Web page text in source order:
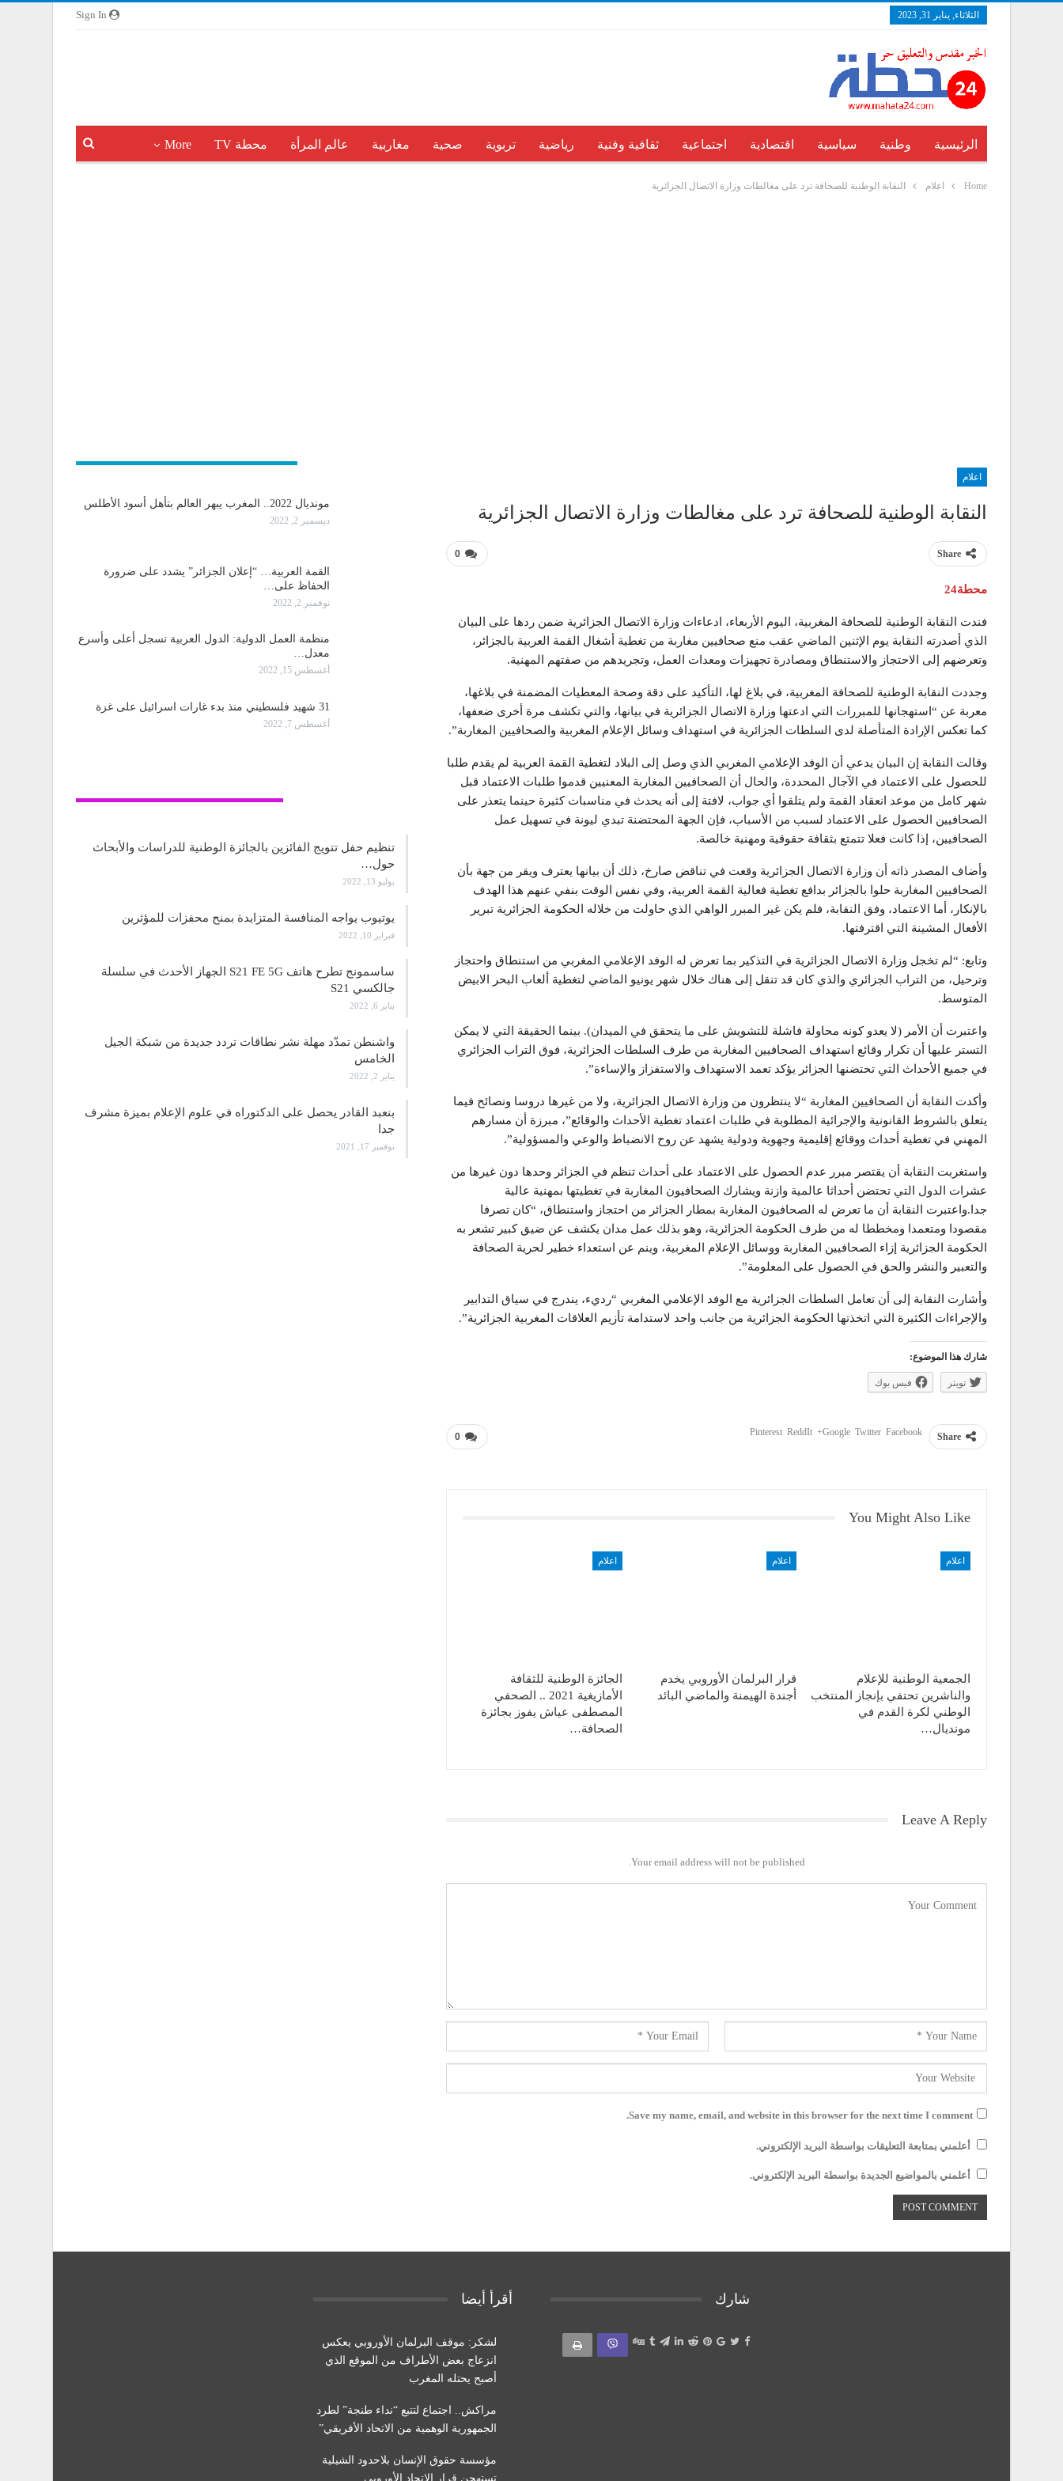
الثلاثاء, يناير 31, 2023
الرئيسية وطنية سياسية اقتصادية اجتماعية ثقافية وفنية رياضية تربوية صحية مغاربية عالم المرأة محطة TV More
Home اعلام النقابة الوطنية للصحافة ترد على مغالطات وزارة الاتصال الجزائرية
اعلام
النقابة الوطنية للصحافة ترد على مغالطات وزارة الاتصال الجزائرية
0 Share
محطة24
فندت النقابة الوطنية للصحافة المغربية، اليوم الأربعاء، ادعاءات وزارة الاتصال الجزائرية ضمن ردها على البيان
الذي أصدرته النقابة يوم الإثنين الماضي عقب منع صحافيين مغاربة من تغطية أشغال القمة العربية بالجزائر،
وتعرضهم إلى الاحتجاز والاستنطاق ومصادرة تجهيزات ومعدات العمل، وتجريدهم من صفتهم المهنية.
وجددت النقابة الوطنية للصحافة المغربية، في بلاغ لها، التأكيد على دقة وصحة المعطيات المضمنة في بلاغها،
معربة عن “استهجانها للمبررات التي ادعتها وزارة الاتصال الجزائرية في بيانها، والتي تكشف مرة أخرى ضعفها،
كما تعكس الإرادة المتأصلة لدى السلطات الجزائرية في استهداف وسائل الإعلام المغربية والصحافيين المغاربة”.
وقالت النقابة إن البيان يدعي أن الوفد الإعلامي المغربي الذي وصل إلى البلاد لتغطية القمة العربية لم يقدم طلبا
للحصول على الاعتماد في الآجال المحددة، والحال أن الصحافيين المغاربة المعنيين قدموا طلبات الاعتماد قبل
شهر كامل من موعد انعقاد القمة ولم يتلقوا أي جواب، لافتة إلى أنه يحدث في مناسبات كثيرة حينما يتعذر على
الصحافيين الحصول على الاعتماد لسبب من الأسباب، فإن الجهة المحتضنة تبدي ليونة في تسهيل عمل
الصحافيين، إذا كانت فعلا تتمتع بثقافة حقوقية ومهنية خالصة.
وأضاف المصدر ذاته أن وزارة الاتصال الجزائرية وقعت في تناقض صارخ، ذلك أن بيانها يعترف ويقر من جهة بأن
الصحافيين المغاربة حلوا بالجزائر بدافع تغطية فعالية القمة العربية، وفي نفس الوقت بنفي عنهم هذا الهدف
بالإنكار، أما الاعتماد، وفق النقابة، فلم يكن غير المبرر الواهي الذي حاولت من خلاله الحكومة الجزائرية تبرير
الأفعال المشينة التي اقترفتها.
وتابع: “لم تخجل وزارة الاتصال الجزائرية في التذكير بما تعرض له الوفد الإعلامي المغربي من استنطاق واحتجاز
وترحيل، من التراب الجزائري والذي كان قد تنقل إلى هناك خلال شهر يونيو الماضي لتغطية ألعاب البحر الابيض
المتوسط.
واعتبرت أن الأمر (لا يعدو كونه محاولة فاشلة للتشويش على ما يتحقق في الميدان). بينما الحقيقة التي لا يمكن
التستر عليها أن تكرار وقائع استهداف الصحافيين المغاربة من طرف السلطات الجزائرية، فوق التراب الجزائري
في جميع الأحداث التي تحتضنها الجزائر يؤكد تعمد الاستهداف والاستفزاز والإساءة”.
وأكدت النقابة أن الصحافيين المغاربة “لا ينتظرون من وزارة الاتصال الجزائرية، ولا من غيرها دروسا ونصائح فيما
يتعلق بالشروط القانونية والإجرائية المطلوبة في طلبات اعتماد تغطية الأحداث والوقائع”، مبرزة أن مسارهم
المهني في تغطية أحداث ووقائع إقليمية وجهوية ودولية يشهد عن روح الانضباط والوعي والمسؤولية”.
واستغربت النقابة أن يقتصر مبرر عدم الحصول على الاعتماد على أحداث تنظم في الجزائر وحدها دون غيرها من
عشرات الدول التي تحتضن أحداثا عالمية وازنة ويشارك الصحافيون المغاربة في تغطيتها بمهنية عالية
جدا.واعتبرت النقابة أن ما تعرض له الصحافيون المغاربة بمطار الجزائر من احتجاز واستنطاق، “كان تصرفا
مقصودا ومتعمدا ومخططا له من طرف الحكومة الجزائرية، وهو بذلك عمل مدان يكشف عن ضيق كبير تشعر به
الحكومة الجزائرية إزاء الصحافيين المغاربة ووسائل الإعلام المغربية، وينم عن استعداء خطير لحرية الصحافة
والتعبير والنشر والحق في الحصول على المعلومة”.
وأشارت النقابة إلى أن تعامل السلطات الجزائرية مع الوفد الإعلامي المغربي “رديء، يندرج في سياق التدابير
والإجراءات الكثيرة التي اتخذتها الحكومة الجزائرية من جانب واحد لاستدامة تأزيم العلاقات المغربية الجزائرية”.
شارك هذا الموضوع:
تويتر فيس بوك
0 Share
Facebook
Twitter
Google+
ReddIt
Pinterest
You Might Also Like
اعلام
الجمعية الوطنية للإعلام
والناشرين تحتفي بإنجاز المنتخب
الوطني لكرة القدم في
مونديال…
اعلام
قرار البرلمان الأوروبي يخدم
أجندة الهيمنة والماضي البائد
اعلام
الجائزة الوطنية للثقافة
الأمازيغية 2021 .. الصحفي
المصطفى عياش يفوز بجائزة
الصحافة…
Leave A Reply
Your email address will not be published.
Save my name, email, and website in this browser for the next time I comment.
أعلمني بمتابعة التعليقات بواسطة البريد الإلكتروني.
أعلمني بالمواضيع الجديدة بواسطة البريد الإلكتروني.
مونديال 2022.. المغرب يبهر العالم بتأهل أسود الأطلس
ديسمبر 2, 2022
القمة العربية… “إعلان الجزائر” يشدد على ضرورة
الحفاظ على…
نوفمبر 2, 2022
منظمة العمل الدولية: الدول العربية تسجل أعلى وأسرع
معدل…
أغسطس 15, 2022
31 شهيد فلسطيني منذ بدء غارات اسرائيل على غزة
أغسطس 7, 2022
تنظيم حفل تتويج الفائزين بالجائزة الوطنية للدراسات والأبحاث
حول…
يوليو 13, 2022
يوتيوب يواجه المنافسة المتزايدة بمنح محفزات للمؤثرين
فبراير 10, 2022
ساسمونج تطرح هاتف S21 FE 5G الجهاز الأحدث في سلسلة
جالكسي S21
يناير 6, 2022
واشنطن تمدّد مهلة نشر نطاقات تردد جديدة من شبكة الجيل
الخامس
يناير 2, 2022
بنعبد القادر يحصل على الدكتوراه في علوم الإعلام بميزة مشرف
جدا
نوفمبر 17, 2021
شارك أقرأ أيضا
لشكر: موقف البرلمان الأوروبي يعكس
انزعاج بعض الأطراف من الموقع الذي
أصبح يحتله المغرب
مراكش.. اجتماع لتتبع “نداء طنجة” لطرد
الجمهورية الوهمية من الاتحاد الأفريقي”
مؤسسة حقوق الإنسان بلاحدود الشيلية
تستهجن قرار الاتحاد الأوروبي